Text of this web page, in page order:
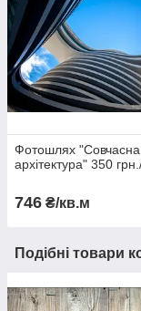
Фотошлях "Совчасна
архітектура" 350
746 ₴/кв.м
Подібні товари